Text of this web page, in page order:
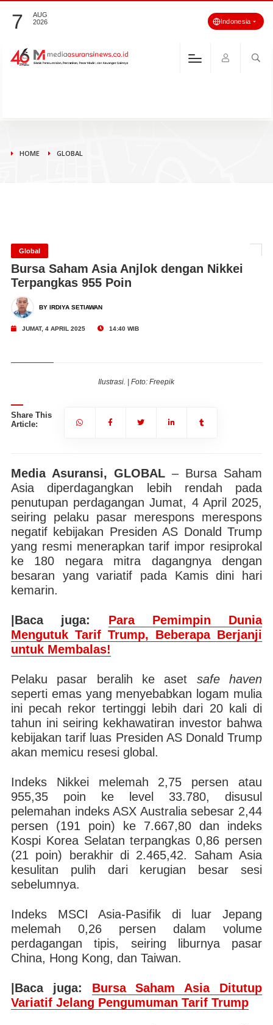
7
AUG
2026
Indonesia
HOME GLOBAL
Global
Bursa Saham Asia Anjlok dengan Nikkei
Terpangkas 955 Poin
BY IRDIYA SETIAWAN
JUMAT, 4 APRIL 2025 14:40 WIB
Ilustrasi. | Foto: Freepik
Share This
Article:
Media Asuransi, GLOBAL– Bursa Saham
Asia diperdagangkan lebih rendah pada
penutupan perdagangan Jumat, 4 April 2025,
seiring pelaku pasar merespons merespons
negatif kebijakan Presiden AS Donald Trump
yang resmi menerapkan tarif impor resiprokal
ke 180 negara mitra dagangnya dengan
besaran yang variatif pada Kamis dini hari
kemarin.
|Baca juga: Para Pemimpin Dunia
Mengutuk Tarif Trump, Beberapa Berjanji
untuk Membalas!
Pelaku pasar beralih ke aset safe haven
seperti emas yang menyebabkan logam mulia
ini pecah rekor tertinggi lebih dari 20 kali di
tahun ini seiring kekhawatiran investor bahwa
kebijakan tarif luas Presiden AS Donald Trump
akan memicu resesi global.
Indeks Nikkei melemah 2,75 persen atau
955,35 poin ke level 33.780, disusul
pelemahan indeks ASX Australia sebesar 2,44
persen (191 poin) ke 7.667,80 dan indeks
Kospi Korea Selatan terpangkas 0,86 persen
(21 poin) berakhir di 2.465,42. Saham Asia
kesulitan pulih dari kerugian besar sesi
sebelumnya.
Indeks MSCI Asia-Pasifik di luar Jepang
melemah 0,26 persen dalam volume
perdagangan tipis, seiring liburnya pasar
China, Hong Kong, dan Taiwan.
|Baca juga: Bursa Saham Asia Ditutup
Variatif Jelang Pengumuman Tarif Trump